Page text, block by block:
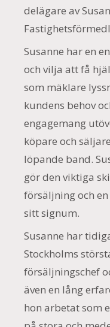
delägare av
Susanne har en
och vilja att få
som mäklare
kundens behov
engagemang
köpare och
löpande band.
gör den viktiga
försäljning och
sitt signum.
Susanne har
Stockholms
försäljningschef
även en lång
hon arbetat som